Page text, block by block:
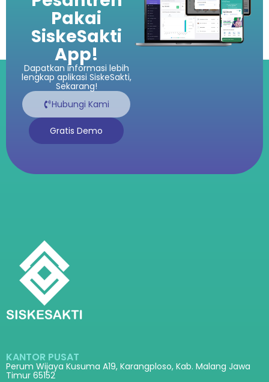
Pakai
SiskeSakti
App!
Dapatkan informasi lebih
lengkap aplikasi SiskeSakti,
Sekarang!
Hubungi Kami
Gratis Demo
KANTOR PUSAT
Perum Wijaya Kusuma A19, Karangploso, Kab. Malang Jawa
Timur 65152